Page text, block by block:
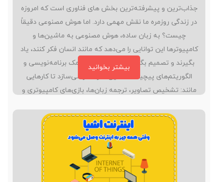
جذاب‌ترین و پیشرفته‌ترین بخش های فناوری است که امروزه
در زندگی روزمره ما نقش مهمی دارد. اما هوش مصنوعی دقیقاً
چیست؟ به زبان ساده، هوش مصنوعی به ماشین‌ها و
کامپیوترها این توانایی را می‌دهد که مانند انسان فکر کنند، یاد
بگیرند و تصمیم بگیرند. این فناوری به کمک برنامه‌نویسی و
الگوریتم‌های پیچیده، ماشین‌ها را قادر می‌سازد تا کارهایی
مانند: تشخیص تصاویر، ترجمه زبان‌ها، بازی‌های کامپیوتری و
p=1779 هوش مصنوعی چگونه کار می‌کند؟ هوش مصنوعی بر
پایه‌ی داده‌ها و الگوریتم‌ها کار می‌کند. الگوریتم‌ها مجموعه‌ای از
دستورالعمل‌ها…
بیشتر بخوانید